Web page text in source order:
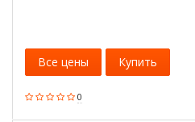
0
Все цены Купить